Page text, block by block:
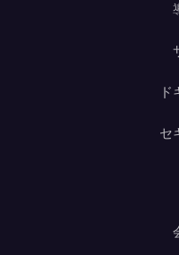
ド
セ